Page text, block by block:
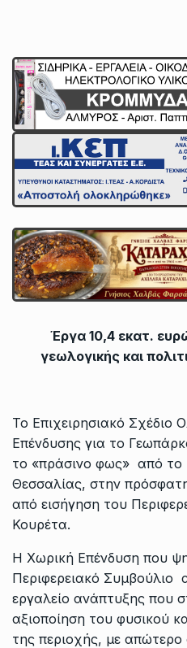
Έργα 10,4 εκατ.
γεωλογικής και
Το Επιχειρησιακό Σχέδιο
Επένδυσης για το
το «πράσινο φως» από το
Θεσσαλίας, στην
από εισήγηση του
Κουρέτα.
Η Χωρική Επένδυση που
Περιφερειακό Συμβούλιο
εργαλείο ανάπτυξης που
αξιοποίηση του φυσικού
της περιοχής, με